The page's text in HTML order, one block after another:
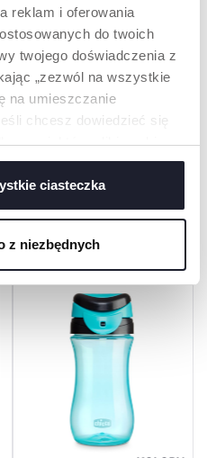
reklam i oferowania
do twoich
twojego doświadczenia z
„zezwól na wszystkie
na umieszczanie
chcesz dowiedzieć się
na niektóre pliki cookie,
ten baner, wyrażasz
technicznych plików
żądanej usługi.
ciasteczka
z niezbędnych
Niekapiące lub
swobodnie płynące.
WIĘCEJ
MOGĄ CIĘ